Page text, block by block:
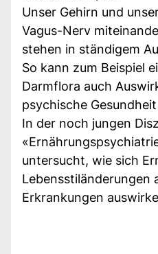
Unser Gehirn und
Vagus-Nerv
stehen in ständigem
So kann zum Beispiel
Darmflora auch
psychische
In der noch jungen
untersucht, wie sich
Lebensstiländerungen
Erkrankungen